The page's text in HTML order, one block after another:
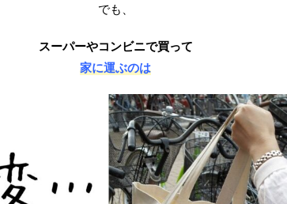
でも、
スーパーやコンビニで買って
家に運ぶのは